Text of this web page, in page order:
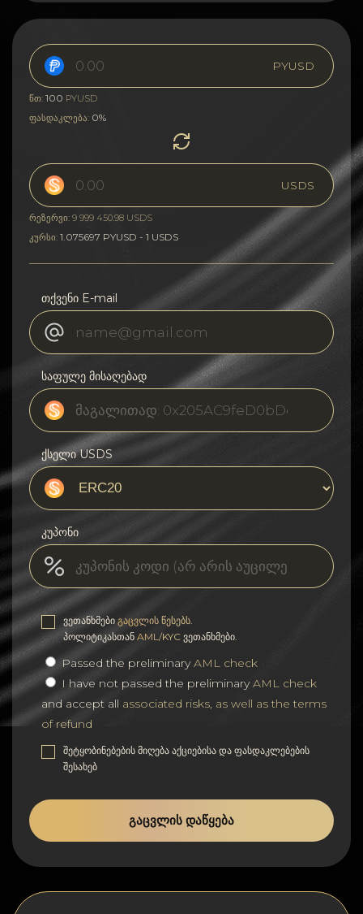
PYUSD
წთ: 100 PYUSD
ფასდაკლება: 0%
USDS
რეზერვი: 9 999 450.98 USDS
კურსი: 1.075697 PYUSD - 1 USDS
თქვენი E-mail
საფულე მისაღებად
ქსელი USDS
კუპონი
ვეთანხმები გაცვლის წესებს
პოლიტიკასთან AML/KYC ვეთანხმები.
Passed the preliminaryAML check
I have not passed the preliminaryAML check
and accept all associated risks, as well as the terms
of refund
შეტყობინებების მიღება აქციებისა და ფასდაკლებების
შესახებ
ᲒᲐᲪᲕᲚᲘᲡ ᲓᲐᲬᲧᲔᲑᲐ